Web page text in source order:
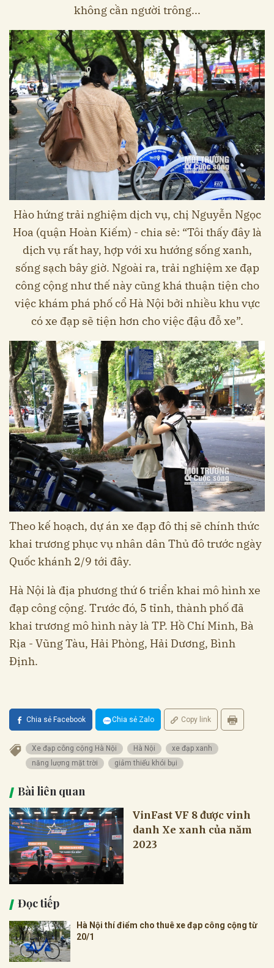
không cần người trông...
Hào hứng trải nghiệm dịch vụ, chị Nguyễn Ngọc
Hoa (quận Hoàn Kiếm) - chia sẻ: “Tôi thấy đây là
dịch vụ rất hay, hợp với xu hướng sống xanh,
sống sạch bây giờ. Ngoài ra, trải nghiệm xe đạp
công cộng như thế này cũng khá thuận tiện cho
việc khám phá phố cổ Hà Nội bởi nhiều khu vực
có xe đạp sẽ tiện hơn cho việc đậu đỗ xe”.
Theo kế hoạch, dự án xe đạp đô thị sẽ chính thức
khai trương phục vụ nhân dân Thủ đô trước ngày
Quốc khánh 2/9 tới đây.
Hà Nội là địa phương thứ 6 triển khai mô hình xe
đạp công cộng. Trước đó, 5 tỉnh, thành phố đã
khai trương mô hình này là TP. Hồ Chí Minh, Bà
Rịa - Vũng Tàu, Hải Phòng, Hải Dương, Bình
Định.
Chia sẻ Facebook Chia sẻ Zalo Copy link
Xe đạp công cộng Hà Nội Hà Nội
xe đạp xanh
năng lượng mặt trời
giảm thiểu khói bụi
Bài liên quan
VinFast VF 8 được vinh
danh Xe xanh của năm
2023
Đọc tiếp
Hà Nội thí điểm cho thuê xe đạp công cộng từ
20/1